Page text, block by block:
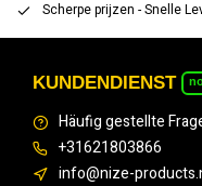
Scherpe prijzen - Snelle
KUNDENDIENST
Häufig gestellte
+31621803866
info@nize-